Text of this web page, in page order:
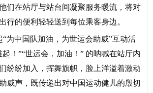
们在站厅与站台间凝聚服务暖流，将对
行的便利轻轻送到每位乘客身边。
为中国队加油，为世运会助威”互动活
！”“世运会，加油！” 的呐喊在站厅内
纷纷加入，挥舞旗帜，脸上洋溢着激动
威声，既传递出对中国运动健儿的殷切